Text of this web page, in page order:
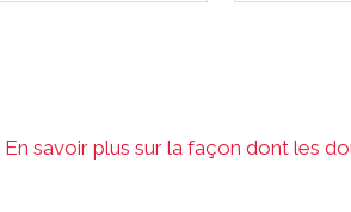
En savoir plus sur la façon dont les